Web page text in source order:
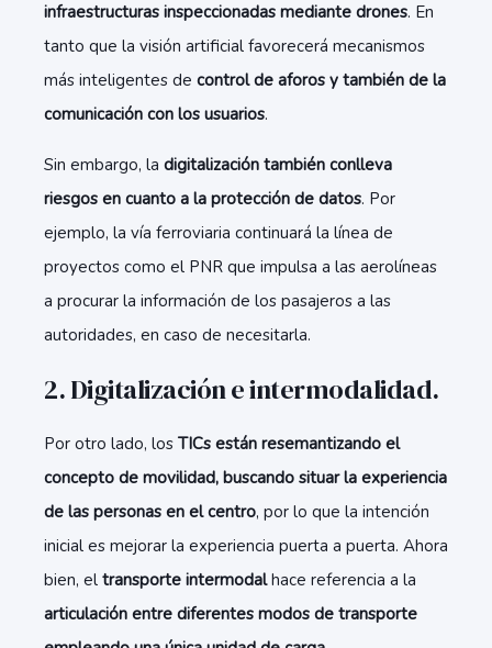
infraestructuras inspeccionadas mediante drones. En
tanto que la visión artificial favorecerá mecanismos
más inteligentes de control de aforos y también de la
comunicación con los usuarios.
Sin embargo, la digitalización también conlleva
riesgos en cuanto a la protección de datos. Por
ejemplo, la vía ferroviaria continuará la línea de
proyectos como el PNR que impulsa a las aerolíneas
a procurar la información de los pasajeros a las
autoridades, en caso de necesitarla.
2. Digitalización e intermodalidad.
Por otro lado, los TICs están resemantizando el
concepto de movilidad, buscando situar la experiencia
de las personas en el centro, por lo que la intención
inicial es mejorar la experiencia puerta a puerta. Ahora
bien, el transporte intermodalhace referencia a la
articulación entre diferentes modos de transporte